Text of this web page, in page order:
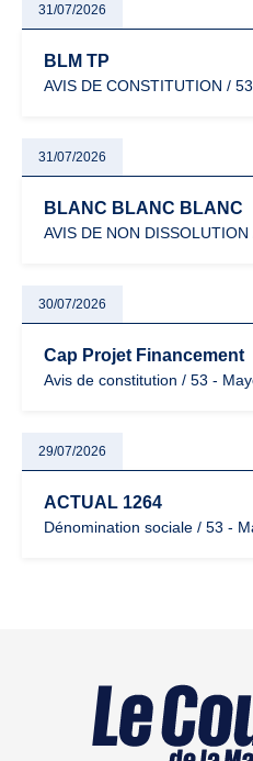
31/07/2026
BLM TP
AVIS DE CONSTITUTION /
31/07/2026
BLANC BLANC BLANC
AVIS DE NON
30/07/2026
Cap Projet Financement
Avis de constitution / 53 -
29/07/2026
ACTUAL 1264
Dénomination sociale / 53 -